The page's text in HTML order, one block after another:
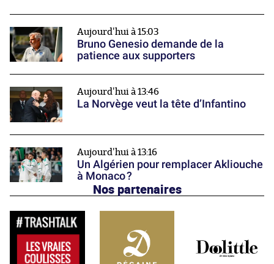
Aujourd'hui à 15:03
Bruno Genesio demande de la
patience aux supporters
Aujourd'hui à 13:46
La Norvège veut la tête d’Infantino
Aujourd'hui à 13:16
Un Algérien pour remplacer Akliouche
à Monaco ?
Nos partenaires